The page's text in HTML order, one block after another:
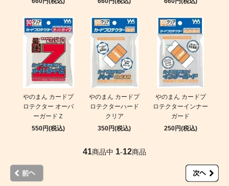
やのまん カードプ
ロテクター オーバ
ーガードＺ
550円(税込)
やのまん カードプ
ロテクターハード
クリア
350円(税込)
やのまん カードプ
ロテクターインナー
ガード
250円(税込)
41商品中 1-12商品